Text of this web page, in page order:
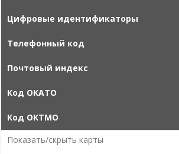
Цифровые идентификаторы
Телефонный код
Почтовый индекс
Код ОКАТО
Код ОКТМО
Показать/скрыть карты